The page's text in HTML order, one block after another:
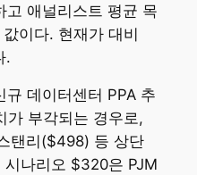
고 애널리스트 평균 목
이다. 현재가 대비
.
데이터센터 PPA 추
가 부각되는 경우로,
탠리($498) 등 상단
시나리오 $320은 PJM